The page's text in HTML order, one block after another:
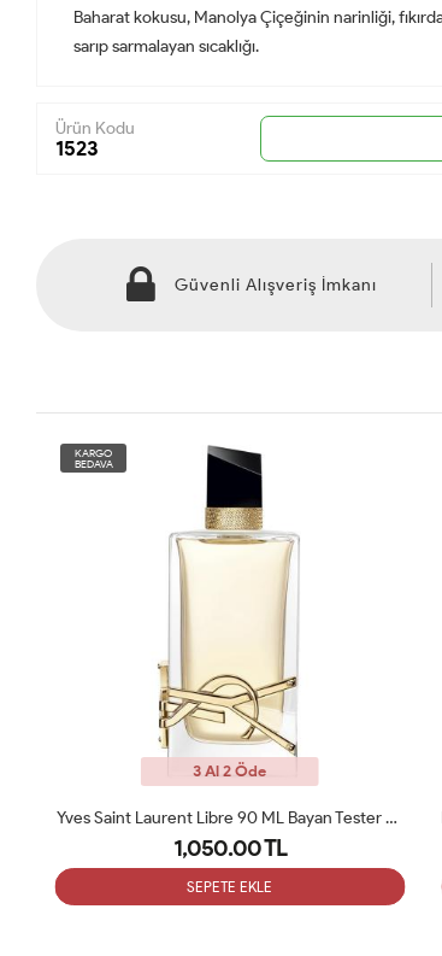
Baharat kokusu, Manolya Çiçeğinin narinliği,
sarıp sarmalayan sıcaklığı.
Ürün Kodu
1523
Güvenli Alışveriş İmkanı
KARGO
BEDAVA
3 Al 2 Öde
Estee Lauder Modern Muse Edp 100 Ml Kadın Tester
1,050.00 TL
SEPETE EKLE